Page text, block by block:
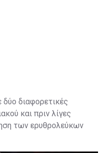
διαφορετικές
και πριν λίγες
των ερυθρολεύκων
μεγάλο λιμάνι και θα